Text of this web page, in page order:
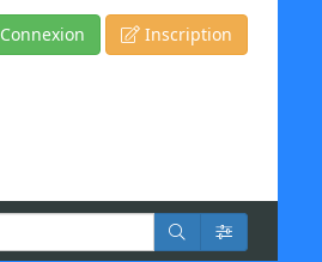
Connexion Inscription